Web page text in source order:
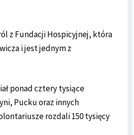
z Fundacji Hospicyjnej, która
i jest jednym z
ponad cztery tysiące
Pucku oraz innych
rozdali 150 tysięcy